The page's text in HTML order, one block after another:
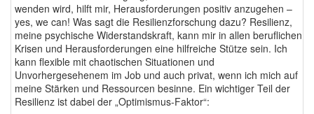
wenden wird, hilft mir, Herausforderungen positiv anzugehen –
yes, we can! Was sagt die Resilienzforschung dazu? Resilienz,
meine psychische Widerstandskraft, kann mir in allen beruflichen
Krisen und Herausforderungen eine hilfreiche Stütze sein. Ich
kann flexible mit chaotischen Situationen und
Unvorhergesehenem im Job und auch privat, wenn ich mich auf
meine Stärken und Ressourcen besinne. Ein wichtiger Teil der
Resilienz ist dabei der „Optimismus-Faktor“: